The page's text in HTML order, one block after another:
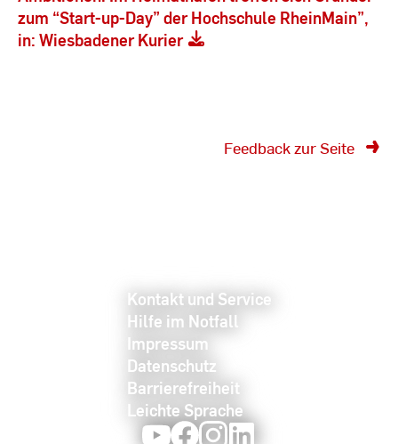
zum “Start-up-Day” der Hochschule RheinMain”,
in: Wiesbadener Kurier
Feedback zur Seite
Kontakt und Service
Hilfe im Notfall
Impressum
Datenschutz
Barrierefreiheit
Leichte Sprache
YoutubeFacebookInstagram